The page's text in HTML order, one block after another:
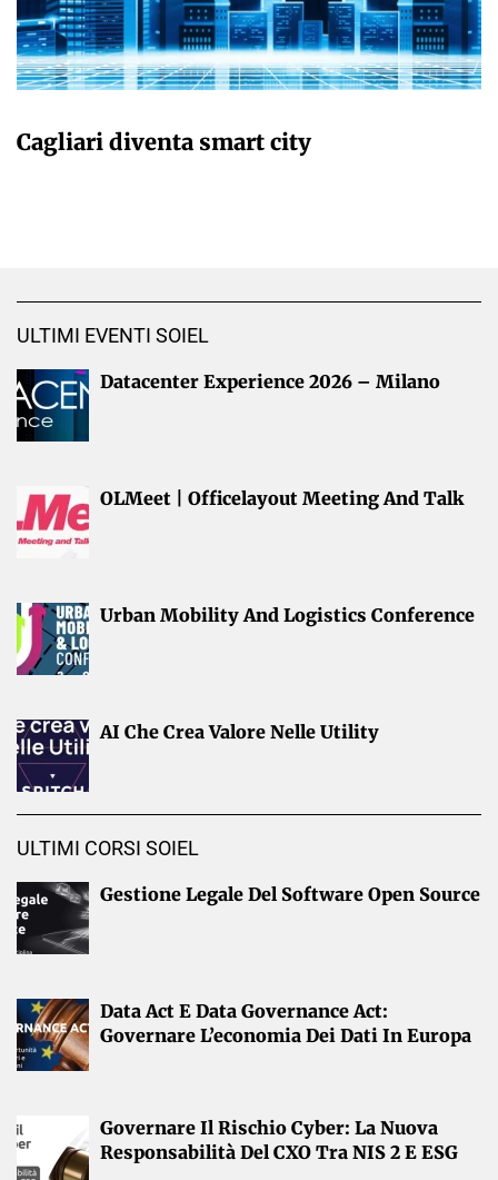
Cagliari diventa smart city
ULTIMI EVENTI SOIEL
Datacenter Experience 2026 – Milano
OLMeet | Officelayout Meeting And Talk
Urban Mobility And Logistics Conference
AI Che Crea Valore Nelle Utility
ULTIMI CORSI SOIEL
Gestione Legale Del Software Open Source
Data Act E Data Governance Act:
Governare L’economia Dei Dati In Europa
Governare Il Rischio Cyber: La Nuova
Responsabilità Del CXO Tra NIS 2 E ESG